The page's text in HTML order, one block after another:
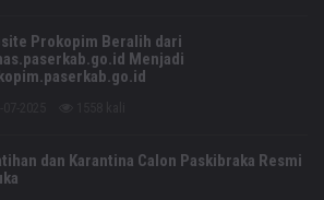
Prokopim Beralih dari
Menjadi
dan Karantina Calon Paskibraka Resmi